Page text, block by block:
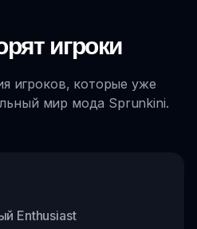
игроки
игроков, которые уже
мир мода Sprunkini.
Enthusiast